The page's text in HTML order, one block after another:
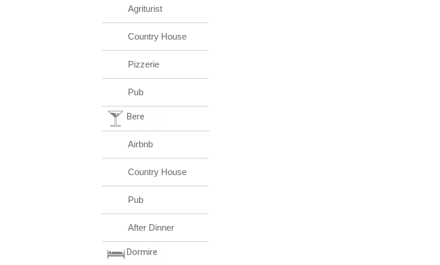
Agriturist
Country House
Pizzerie
Pub
Bere
Airbnb
Country House
Pub
After Dinner
Dormire